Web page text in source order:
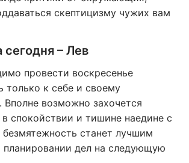
скептицизму чужих вам
сегодня – Лев
провести воскресенье
только к себе и своему
возможно захочется
спокойствии и тишине наедине с
станет лучшим
дел на следующую